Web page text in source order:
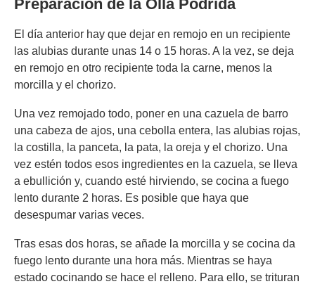
Preparación de la Olla Podrida
El día anterior hay que dejar en remojo en un recipiente
las alubias durante unas 14 o 15 horas. A la vez, se deja
en remojo en otro recipiente toda la carne, menos la
morcilla y el chorizo.
Una vez remojado todo, poner en una cazuela de barro
una cabeza de ajos, una cebolla entera, las alubias rojas,
la costilla, la panceta, la pata, la oreja y el chorizo. Una
vez estén todos esos ingredientes en la cazuela, se lleva
a ebullición y, cuando esté hirviendo, se cocina a fuego
lento durante 2 horas. Es posible que haya que
desespumar varias veces.
Tras esas dos horas, se añade la morcilla y se cocina da
fuego lento durante una hora más. Mientras se haya
estado cocinando se hace el relleno. Para ello, se trituran